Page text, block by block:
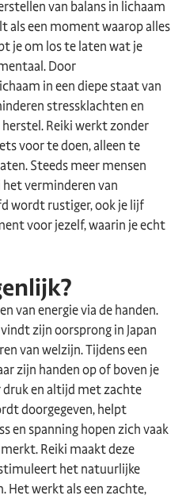
van balans in lichaam
als een moment waarop alles
je om los te laten wat je
Door
in een diepe staat van
stressklachten en
Reiki werkt zonder
voor te doen, alleen te
Steeds meer mensen
verminderen van
wordt rustiger, ook je lijf
voor jezelf, waarin je echt
van energie via de handen.
zijn oorsprong in Japan
van welzijn. Tijdens een
zijn handen op of boven je
en altijd met zachte
doorgegeven, helpt
en spanning hopen zich vaak
Reiki maakt deze
het natuurlijke
Het werkt als een zachte,